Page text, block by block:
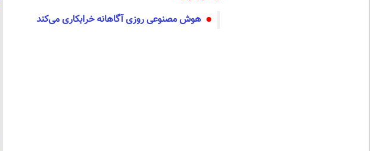
هوش مصنوعی روزی آگاهانه خرابکاری می‌کند